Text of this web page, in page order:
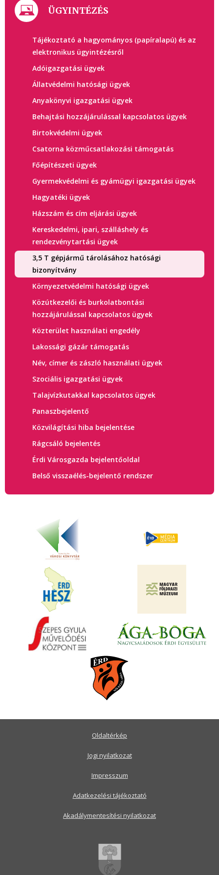
ÜGYINTÉZÉS
Tájékoztató a hagyományos (papíralapú) és az
elektronikus ügyintézésről
Adóigazgatási ügyek
Állatvédelmi hatósági ügyek
Anyakönyvi igazgatási ügyek
Behajtási hozzájárulással kapcsolatos ügyek
Birtokvédelmi ügyek
Csatorna közműcsatlakozási támogatás
Főépítészeti ügyek
Gyermekvédelmi és gyámügyi igazgatási ügyek
Hagyatéki ügyek
Házszám és cím eljárási ügyek
Kereskedelmi, ipari, szálláshely és
rendezvénytartási ügyek
3,5 T gépjármű tárolásához hatósági
bizonyítvány
Környezetvédelmi hatósági ügyek
Közútkezelői és burkolatbontási
hozzájárulással kapcsolatos ügyek
Közterület használati engedély
Lakossági gázár támogatás
Név, címer és zászló használati ügyek
Szociális igazgatási ügyek
Talajvízkutakkal kapcsolatos ügyek
Panaszbejelentő
Közvilágítási hiba bejelentése
Rágcsáló bejelentés
Érdi Városgazda bejelentőoldal
Belső visszaélés-bejelentő rendszer
Oldaltérkép
Jogi nyilatkozat
Impresszum
Adatkezelési tájékoztató
Akadálymentesítési nyilatkozat